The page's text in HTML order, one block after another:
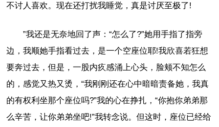
不讨人喜欢。现在还打扰我睡觉，真是讨厌至极了!
”我还是无奈地回了声：“怎么了?”她用手指了指旁
边，我顺她手指看过去，是一个空座位耶!我欣喜若狂想
要奔过去，但是，一股内疚感涌上心头，脸颊不知怎么
的，感觉又热又烫，“我刚刚还在心中暗暗责备她，我真
的有权利坐那个座位吗?”我的心在挣扎，“你抱你弟弟那
么辛苦，让你弟弟坐吧!”我转念说。但这时，座位已经给